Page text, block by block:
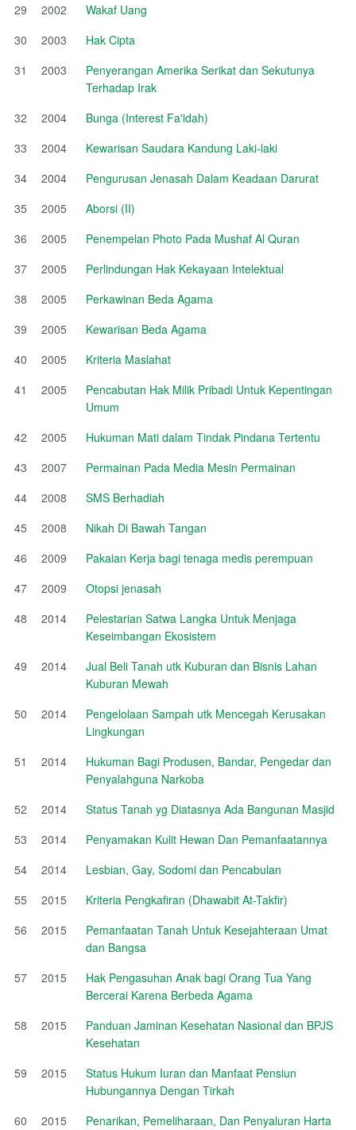
29
2002
Wakaf Uang
30
2003
Hak Cipta
31
2003
Penyerangan Amerika Serikat dan Sekutunya
Terhadap Irak
32
2004
Bunga (Interest Fa'idah)
33
2004
Kewarisan Saudara Kandung Laki-laki
34
2004
Pengurusan Jenasah Dalam Keadaan Darurat
35
2005
Aborsi (II)
36
2005
Penempelan Photo Pada Mushaf Al Quran
37
2005
Perlindungan Hak Kekayaan Intelektual
38
2005
Perkawinan Beda Agama
39
2005
Kewarisan Beda Agama
40
2005
Kriteria Maslahat
41
2005
Pencabutan Hak Milik Pribadi Untuk Kepentingan
Umum
42
2005
Hukuman Mati dalam Tindak Pindana Tertentu
43
2007
Permainan Pada Media Mesin Permainan
44
2008
SMS Berhadiah
45
2008
Nikah Di Bawah Tangan
46
2009
Pakaian Kerja bagi tenaga medis perempuan
47
2009
Otopsi jenasah
48
2014
Pelestarian Satwa Langka Untuk Menjaga
Keseimbangan Ekosistem
49
2014
Jual Beli Tanah utk Kuburan dan Bisnis Lahan
Kuburan Mewah
50
2014
Pengelolaan Sampah utk Mencegah Kerusakan
Lingkungan
51
2014
Hukuman Bagi Produsen, Bandar, Pengedar dan
Penyalahguna Narkoba
52
2014
Status Tanah yg Diatasnya Ada Bangunan Masjid
53
2014
Penyamakan Kulit Hewan Dan Pemanfaatannya
54
2014
Lesbian, Gay, Sodomi dan Pencabulan
55
2015
Kriteria Pengkafiran (Dhawabit At-Takfir)
56
2015
Pemanfaatan Tanah Untuk Kesejahteraan Umat
dan Bangsa
57
2015
Hak Pengasuhan Anak bagi Orang Tua Yang
Bercerai Karena Berbeda Agama
58
2015
Panduan Jaminan Kesehatan Nasional dan BPJS
Kesehatan
59
2015
Status Hukum Iuran dan Manfaat Pensiun
Hubungannya Dengan Tirkah
60
2015
Penarikan, Pemeliharaan, Dan Penyaluran Harta